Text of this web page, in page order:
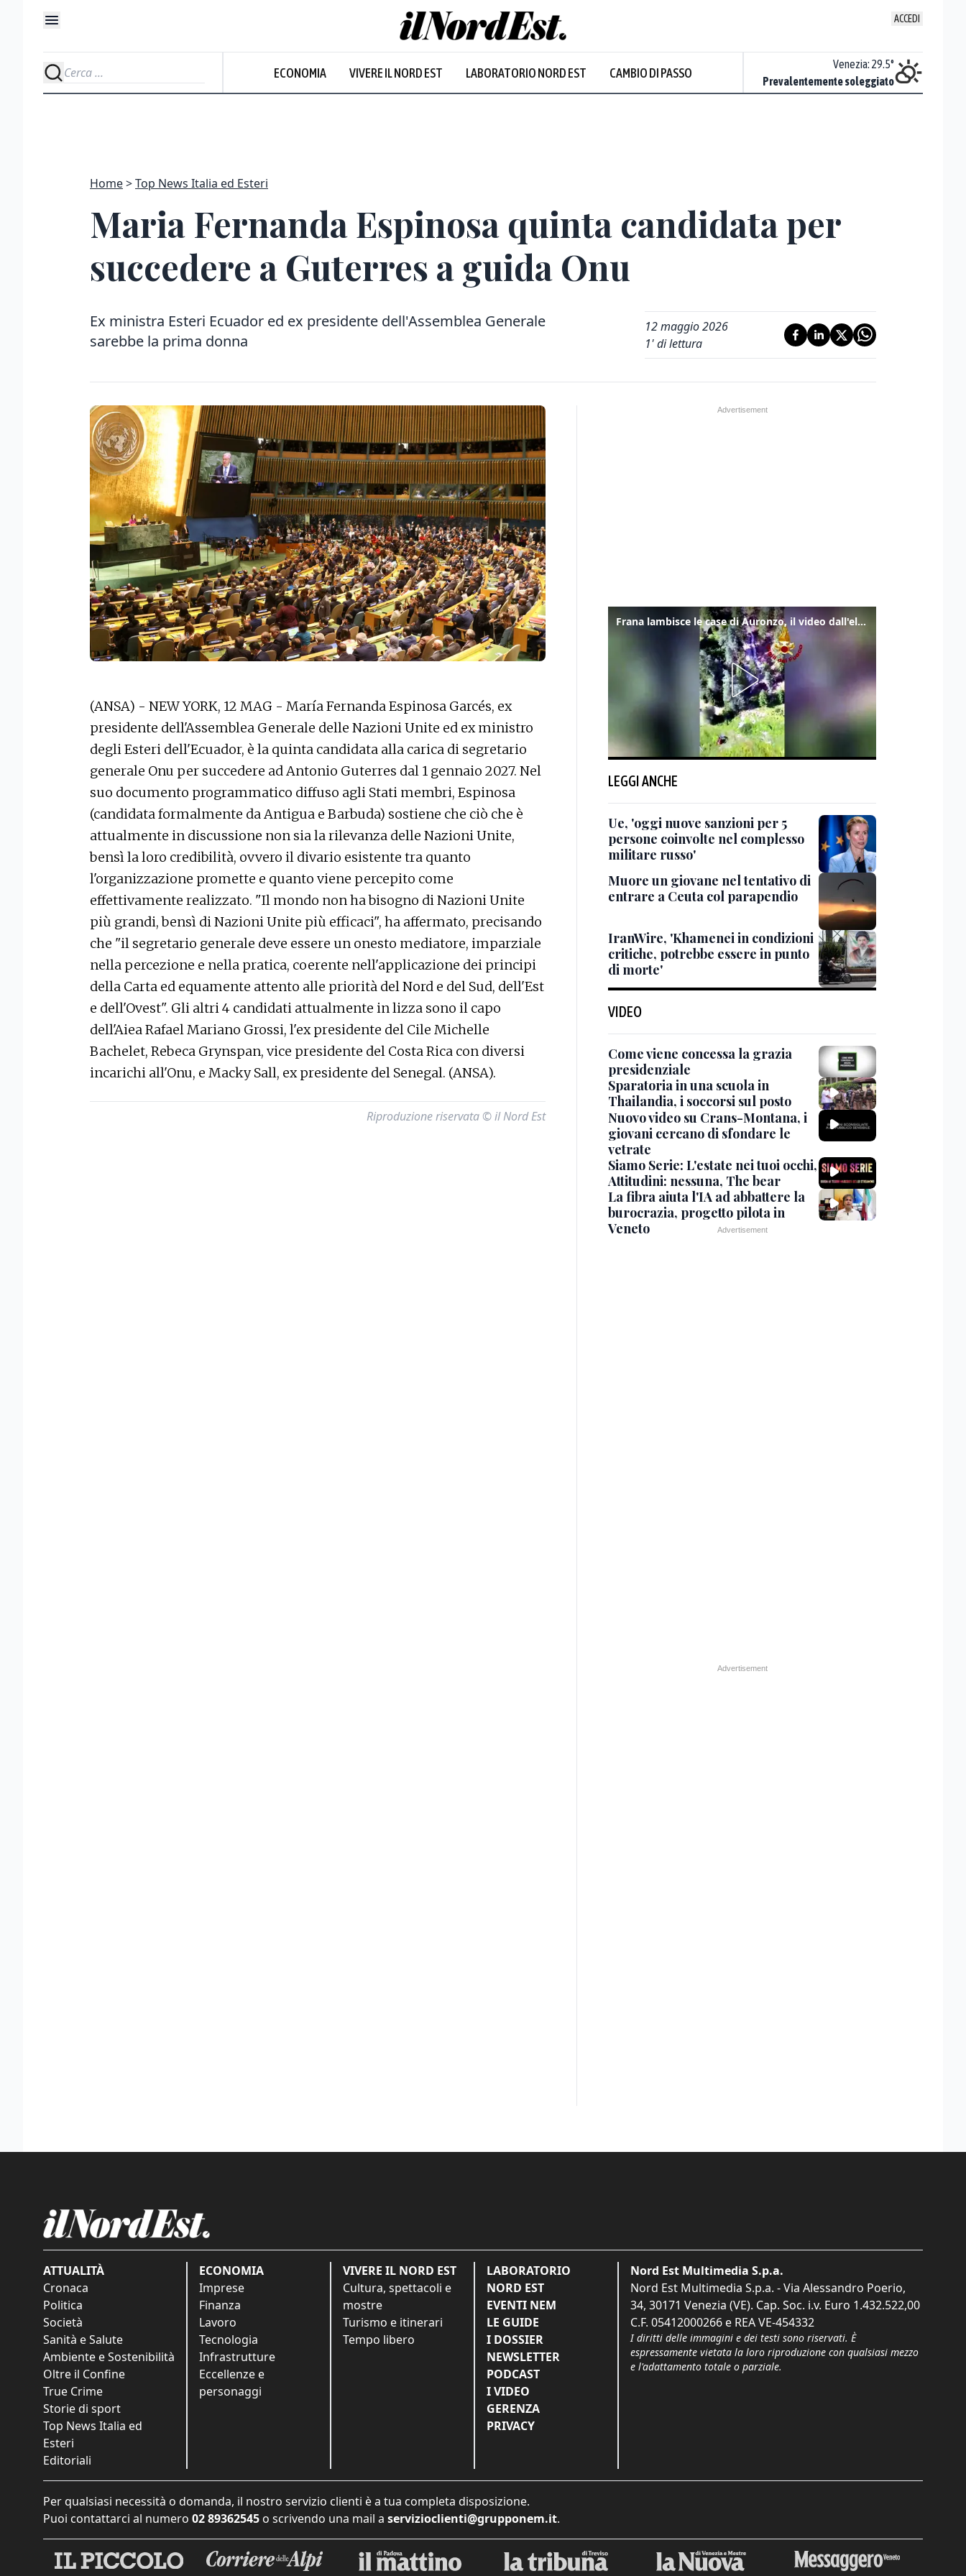
ACCEDI
ECONOMIA VIVERE IL NORD EST LABORATORIO NORD EST CAMBIO DI PASSO
Prevalentemente soleggiato
Venezia: 29.5°
Prevalentemente soleggiato
Home Top News Italia ed Esteri
Maria Fernanda Espinosa quinta candidata per
succedere a Guterres a guida Onu
Ex ministra Esteri Ecuador ed ex presidente dell'Assemblea Generale
sarebbe la prima donna
12 maggio 2026
1' di lettura
(ANSA) - NEW YORK, 12 MAG - María Fernanda Espinosa Garcés, ex
presidente dell'Assemblea Generale delle Nazioni Unite ed ex ministro
degli Esteri dell'Ecuador, è la quinta candidata alla carica di segretario
generale Onu per succedere ad Antonio Guterres dal 1 gennaio 2027. Nel
suo documento programmatico diffuso agli Stati membri, Espinosa
(candidata formalmente da Antigua e Barbuda) sostiene che ciò che è
attualmente in discussione non sia la rilevanza delle Nazioni Unite,
bensì la loro credibilità, ovvero il divario esistente tra quanto
l'organizzazione promette e quanto viene percepito come
effettivamente realizzato. "Il mondo non ha bisogno di Nazioni Unite
più grandi, bensì di Nazioni Unite più efficaci", ha affermato, precisando
che "il segretario generale deve essere un onesto mediatore, imparziale
nella percezione e nella pratica, coerente nell'applicazione dei principi
della Carta ed equamente attento alle priorità del Nord e del Sud, dell'Est
e dell'Ovest". Gli altri 4 candidati attualmente in lizza sono il capo
dell'Aiea Rafael Mariano Grossi, l'ex presidente del Cile Michelle
Bachelet, Rebeca Grynspan, vice presidente del Costa Rica con diversi
incarichi all'Onu, e Macky Sall, ex presidente del Senegal. (ANSA).
Riproduzione riservata © il Nord Est
Frana lambisce le case di Auronzo, il video dall'elicottero dei vigili del fuoco
LEGGI ANCHE
Ue, 'oggi nuove sanzioni per 5
persone coinvolte nel complesso
militare russo'
Muore un giovane nel tentativo di
entrare a Ceuta col parapendio
IranWire, 'Khamenei in condizioni
critiche, potrebbe essere in punto
di morte'
VIDEO
Come viene concessa la grazia
presidenziale
Sparatoria in una scuola in
Thailandia, i soccorsi sul posto
Nuovo video su Crans-Montana, i
giovani cercano di sfondare le
vetrate
Siamo Serie: L'estate nei tuoi occhi,
Attitudini: nessuna, The bear
La fibra aiuta l'IA ad abbattere la
burocrazia, progetto pilota in
Veneto
ATTUALITÀ
Cronaca
Politica
Società
Sanità e Salute
Ambiente e Sostenibilità
Oltre il Confine
True Crime
Storie di sport
Top News Italia ed
Esteri
Editoriali
ECONOMIA
Imprese
Finanza
Lavoro
Tecnologia
Infrastrutture
Eccellenze e
personaggi
VIVERE IL NORD EST
Cultura, spettacoli e
mostre
Turismo e itinerari
Tempo libero
LABORATORIO
NORD EST
EVENTI NEM
LE GUIDE
I DOSSIER
NEWSLETTER
PODCAST
I VIDEO
GERENZA
PRIVACY
Nord Est Multimedia S.p.a.
Nord Est Multimedia S.p.a. - Via Alessandro Poerio,
34, 30171 Venezia (VE). Cap. Soc. i.v. Euro 1.432.522,00
C.F. 05412000266 e REA VE-454332
I diritti delle immagini e dei testi sono riservati. È
espressamente vietata la loro riproduzione con qualsiasi mezzo
e l'adattamento totale o parziale.
Per qualsiasi necessità o domanda, il nostro servizio clienti è a tua completa disposizione.
Puoi contattarci al numero 02 89362545 o scrivendo una mail a servizioclienti@grupponem.it.